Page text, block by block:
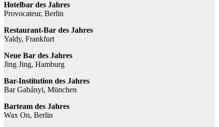
Hotelbar des Jahres
Provocateur, Berlin
Restaurant-Bar des Jahres
Yaldy, Frankfurt
Neue Bar des Jahres
Jing Jing, Hamburg
Bar-Institution des Jahres
Bar Gabányi, München
Barteam des Jahres
Wax On, Berlin